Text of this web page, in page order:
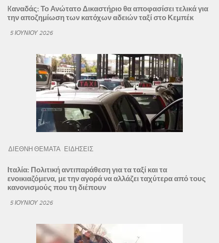
Kαναδάς: Το Ανώτατο Δικαστήριο θα αποφασίσει τελικά για
την αποζημίωση των κατόχων αδειών ταξί στο Κεμπέκ
5 ΙΟΥΝΊΟΥ 2026
ΔΙΕΘΝΗ ΘΕΜΑΤΑ ΕΙΔΗΣΕΙΣ
Ιταλία: Πολιτική αντιπαράθεση για τα ταξί και τα
ενοικιαζόμενα, με την αγορά να αλλάζει ταχύτερα από τους
κανονισμούς που τη διέπουν
5 ΙΟΥΝΊΟΥ 2026